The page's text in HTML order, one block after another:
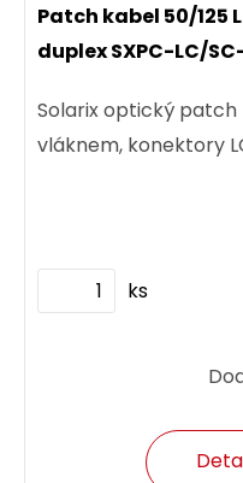
Patch kabel 50/125
duplex SXPC-LC/
Solarix optický
vláknem, konektory
ks